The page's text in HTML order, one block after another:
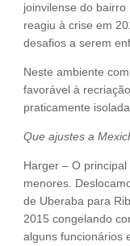
joinvilense do
reagiu à crise em
desafios a serem
Neste ambiente
favorável à
praticamente
Que ajustes a
Harger – O
menores.
de Uberaba para
2015 congelando
alguns funcionários